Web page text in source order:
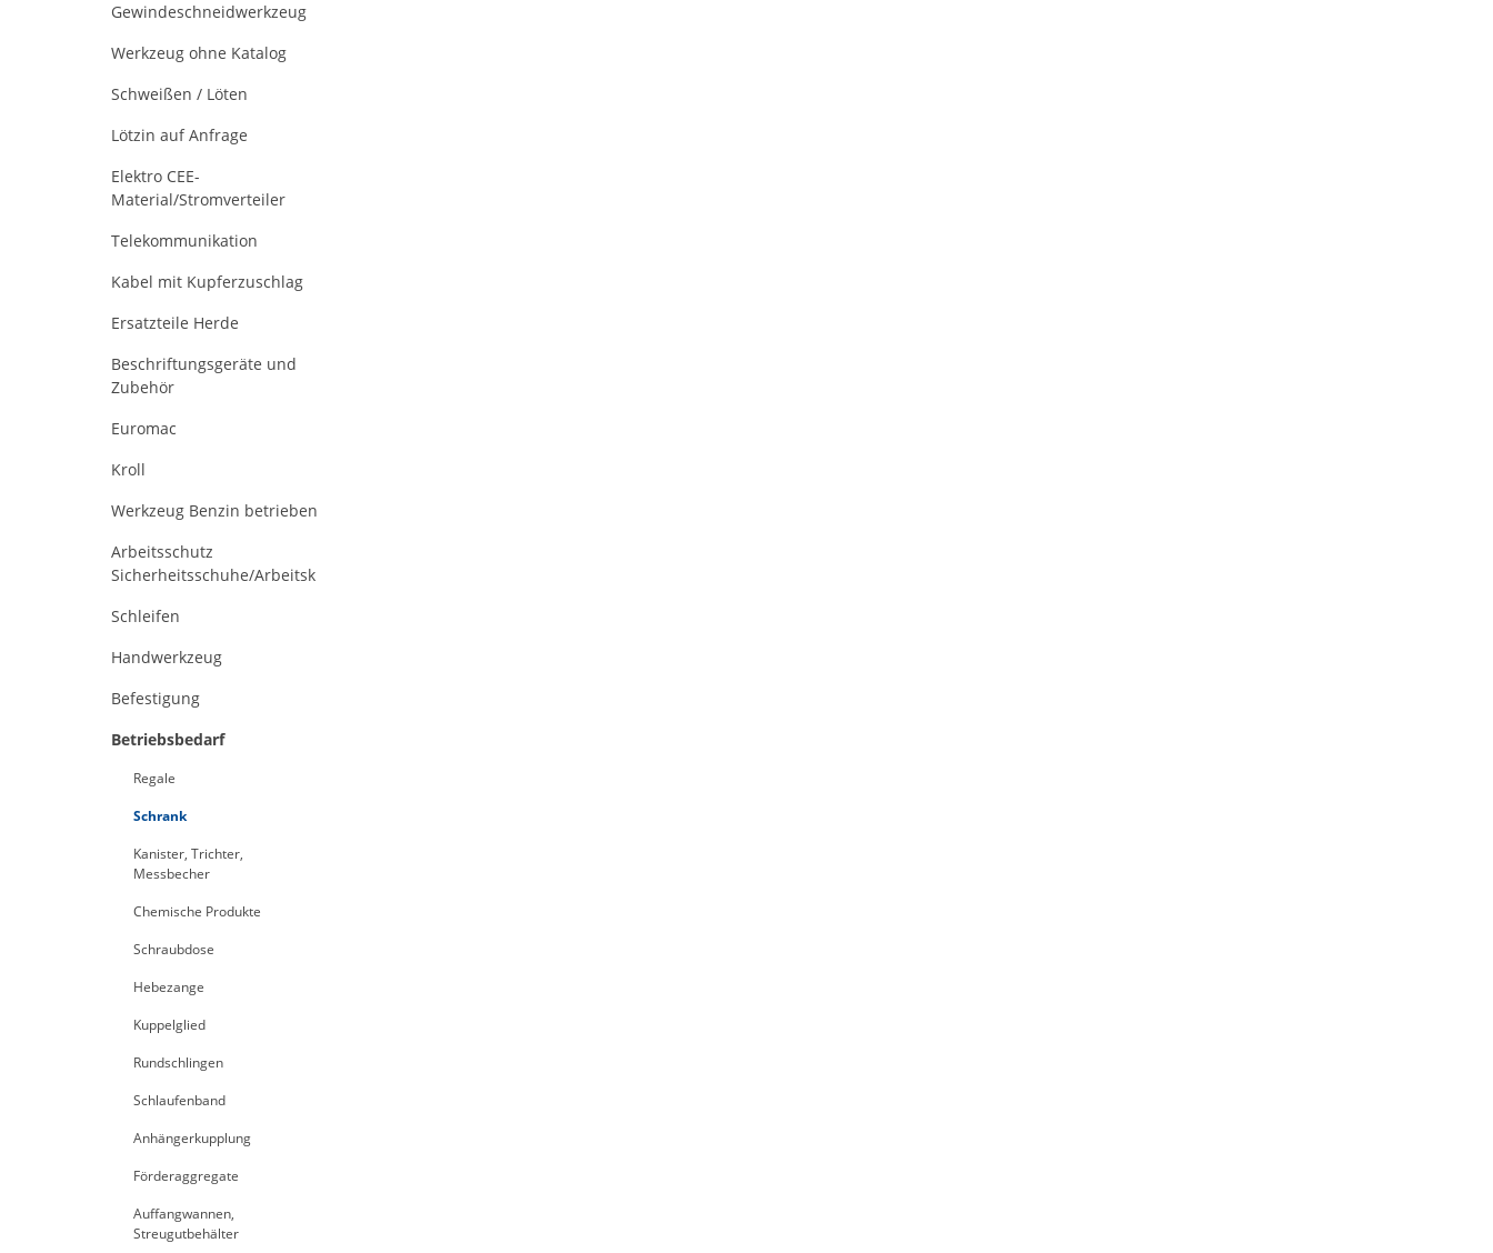
Gewindeschneidwerkzeug
Werkzeug ohne Katalog
Schweißen / Löten
Lötzin auf Anfrage
Elektro CEE-
Material/Stromverteiler
Telekommunikation
Kabel mit Kupferzuschlag
Ersatzteile Herde
Beschriftungsgeräte und
Zubehör
Euromac
Kroll
Werkzeug Benzin betrieben
Arbeitsschutz
Sicherheitsschuhe/Arbeitsk
Schleifen
Handwerkzeug
Befestigung
Betriebsbedarf
Regale
Schrank
Kanister, Trichter,
Messbecher
Chemische Produkte
Schraubdose
Hebezange
Kuppelglied
Rundschlingen
Schlaufenband
Anhängerkupplung
Förderaggregate
Auffangwannen,
Streugutbehälter